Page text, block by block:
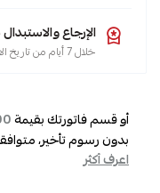
دفايات الإرجاع
خلال 7 أيام من تاريخ الاستلام، هو حقك تضمنه، حسب سياسة الاسترجاع
أو قسم فاتورتك بقيمة
بدون رسوم تأخير،
اعرف أكثر